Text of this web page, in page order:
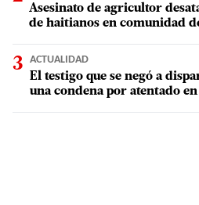
Asesinato de agricultor
de haitianos en comunidad
ACTUALIDAD
El testigo que se negó a
una condena por atentado